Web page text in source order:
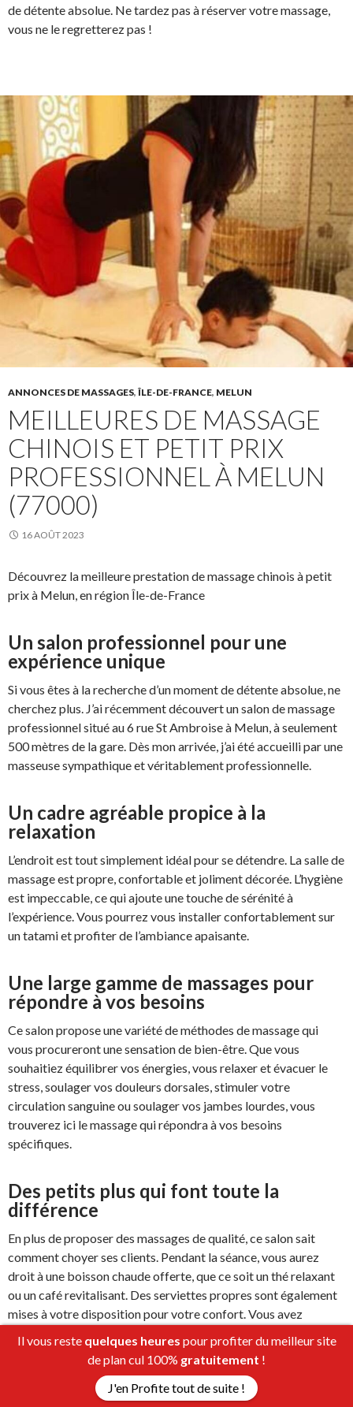
de détente absolue. Ne tardez pas à réserver votre massage,
vous ne le regretterez pas !
ANNONCES DE MASSAGES, ÎLE-DE-FRANCE, MELUN
MEILLEURES DE MASSAGE
CHINOIS ET PETIT PRIX
PROFESSIONNEL À MELUN
(77000)
16 AOÛT 2023
Découvrez la meilleure prestation de massage chinois à petit
prix à Melun, en région Île-de-France
Un salon professionnel pour une
expérience unique
Si vous êtes à la recherche d’un moment de détente absolue, ne
cherchez plus. J’ai récemment découvert un salon de massage
professionnel situé au 6 rue St Ambroise à Melun, à seulement
500 mètres de la gare. Dès mon arrivée, j’ai été accueilli par une
masseuse sympathique et véritablement professionnelle.
Un cadre agréable propice à la
relaxation
L’endroit est tout simplement idéal pour se détendre. La salle de
massage est propre, confortable et joliment décorée. L’hygiène
est impeccable, ce qui ajoute une touche de sérénité à
l’expérience. Vous pourrez vous installer confortablement sur
un tatami et profiter de l’ambiance apaisante.
Une large gamme de massages pour
répondre à vos besoins
Ce salon propose une variété de méthodes de massage qui
vous procureront une sensation de bien-être. Que vous
souhaitiez équilibrer vos énergies, vous relaxer et évacuer le
stress, soulager vos douleurs dorsales, stimuler votre
circulation sanguine ou soulager vos jambes lourdes, vous
trouverez ici le massage qui répondra à vos besoins
spécifiques.
Des petits plus qui font toute la
différence
En plus de proposer des massages de qualité, ce salon sait
comment choyer ses clients. Pendant la séance, vous aurez
droit à une boisson chaude offerte, que ce soit un thé relaxant
ou un café revitalisant. Des serviettes propres sont également
mises à votre disposition pour votre confort. Vous avez
la séance pour une expérience encore plus complète.
Une adresse à retenir
Il vous reste quelques heures pour profiter du meilleur site
de plan cul 100% gratuitement !
J'en Profite tout de suite !